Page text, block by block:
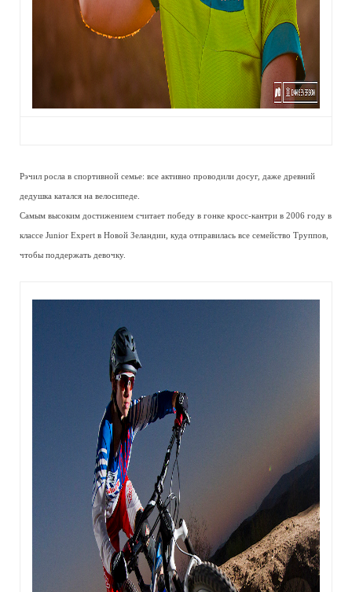
Рэчил росла в спортивной семье: все активно проводили досуг, даже древний
дедушка катался на велосипеде.
Самым высоким достижением считает победу в гонке кросс-кантри в 2006 году в
классе Junior Expert в Новой Зеландии, куда отправилась все семейство Труппов,
чтобы поддержать девочку.